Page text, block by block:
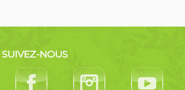
SUIVEZ-NOUS